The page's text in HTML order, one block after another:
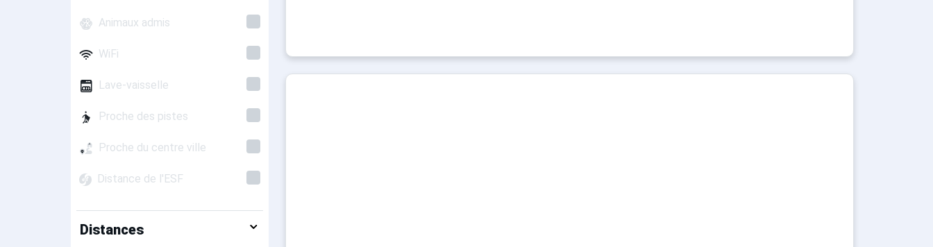
Animaux admis
WiFi
Lave-vaisselle
Proche des pistes
Proche du centre ville
Distance de l'ESF
Distances